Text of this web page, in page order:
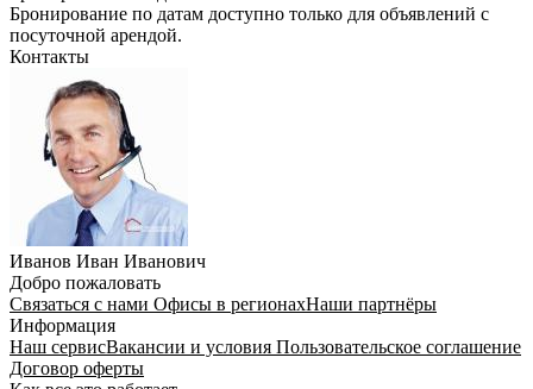
Бронирование по датам доступно только для объявлений с
посуточной арендой.
Контакты
Иванов Иван Иванович
Добро пожаловать
Связаться с нами Офисы в регионахНаши партнёры
Информация
Наш сервисВакансии и условия Пользовательское соглашение
Договор оферты